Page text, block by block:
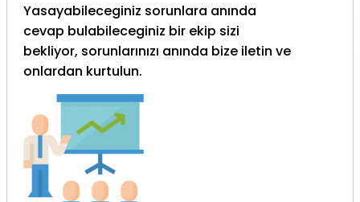
Yasayabileceginiz sorunlara anında
cevap bulabileceginiz bir ekip sizi
bekliyor, sorunlarınızı anında bize iletin ve
onlardan kurtulun.